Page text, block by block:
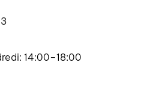
14:00–18:00